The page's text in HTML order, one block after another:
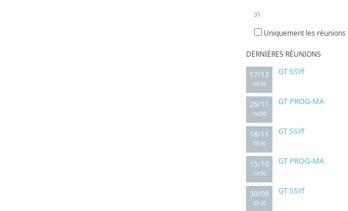
31
Uniquement les réunions
DERNIÈRES RÉUNIONS
17/12
09:30
GT SSYf
26/11
14:00
GT PROG-MA
18/11
09:30
GT SSYf
15/10
14:00
GT PROG-MA
30/09
09:30
GT SSYf